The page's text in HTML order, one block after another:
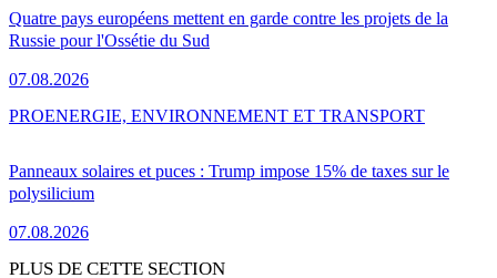
Quatre pays européens mettent en garde contre les projets de la
Russie pour l'Ossétie du Sud
07.08.2026
Panneaux solaires et puces : Trump impose 15% de taxes sur le
polysilicium
07.08.2026
PROENERGIE, ENVIRONNEMENT ET TRANSPORT
PLUS DE CETTE SECTION